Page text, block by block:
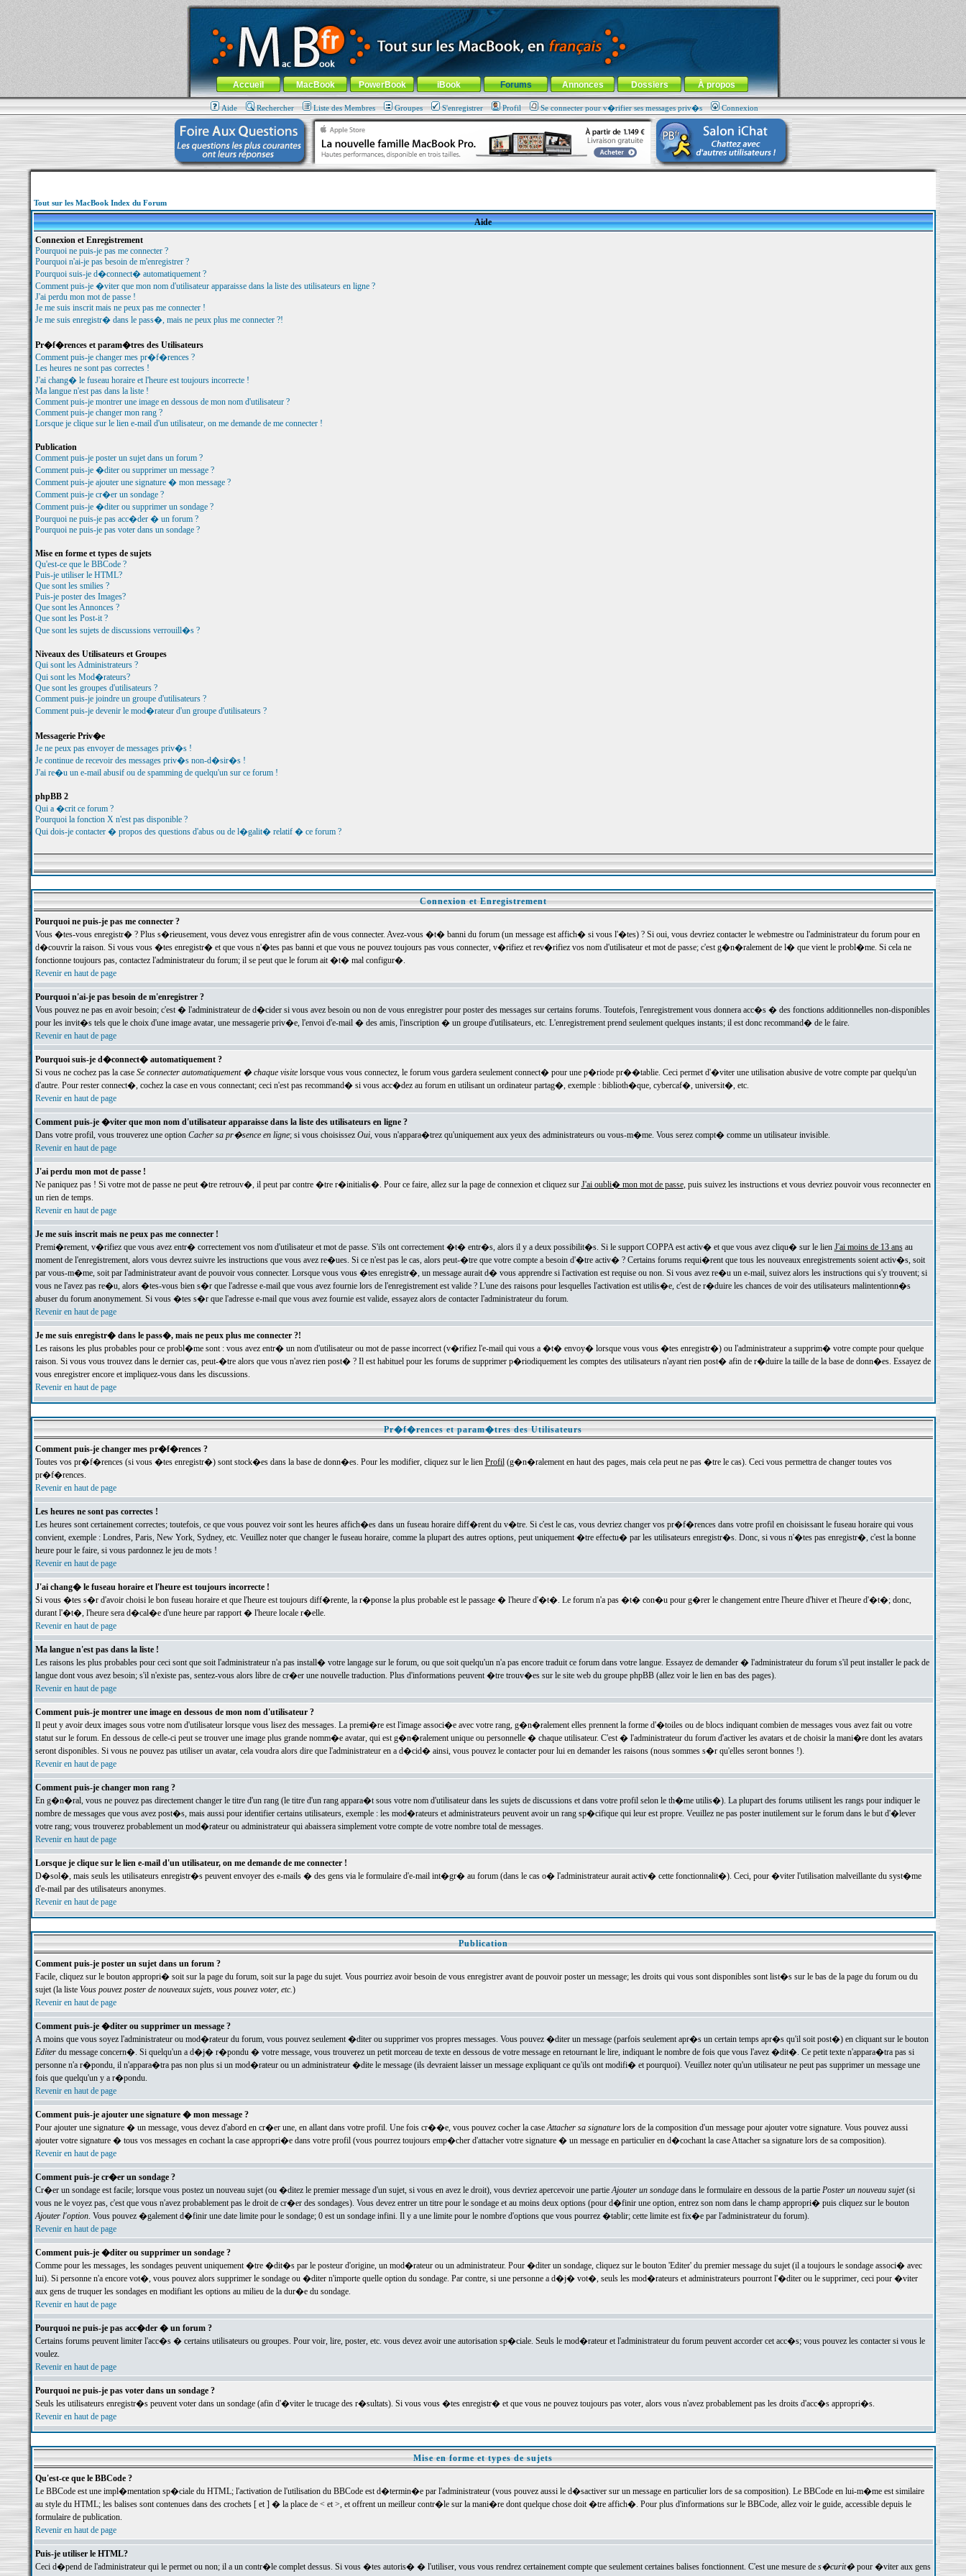
MacBook-fr.com : 100% Apple... 100% nomade !
Aller au contenu-Aller au menu général-Aller au menu de la rubrique
Menu général
Accueil MacBook PowerBook iBook Forums Annonces Dossiers À propos
Aide Rechercher Liste des Membres Groupes S'enregistrer Profil Se connecter pour v�rifier ses messages priv�s Connexion
Tout sur les MacBook Index du Forum
Aide
Connexion et Enregistrement
Pourquoi ne puis-je pas me connecter ?
Pourquoi n'ai-je pas besoin de m'enregistrer ?
Pourquoi suis-je d�connect� automatiquement ?
Comment puis-je �viter que mon nom d'utilisateur apparaisse dans la liste des utilisateurs en ligne ?
J'ai perdu mon mot de passe !
Je me suis inscrit mais ne peux pas me connecter !
Je me suis enregistr� dans le pass�, mais ne peux plus me connecter ?!
Pr�f�rences et param�tres des Utilisateurs
Comment puis-je changer mes pr�f�rences ?
Les heures ne sont pas correctes !
J'ai chang� le fuseau horaire et l'heure est toujours incorrecte !
Ma langue n'est pas dans la liste !
Comment puis-je montrer une image en dessous de mon nom d'utilisateur ?
Comment puis-je changer mon rang ?
Lorsque je clique sur le lien e-mail d'un utilisateur, on me demande de me connecter !
Publication
Comment puis-je poster un sujet dans un forum ?
Comment puis-je �diter ou supprimer un message ?
Comment puis-je ajouter une signature � mon message ?
Comment puis-je cr�er un sondage ?
Comment puis-je �diter ou supprimer un sondage ?
Pourquoi ne puis-je pas acc�der � un forum ?
Pourquoi ne puis-je pas voter dans un sondage ?
Mise en forme et types de sujets
Qu'est-ce que le BBCode ?
Puis-je utiliser le HTML?
Que sont les smilies ?
Puis-je poster des Images?
Que sont les Annonces ?
Que sont les Post-it ?
Que sont les sujets de discussions verrouill�s ?
Niveaux des Utilisateurs et Groupes
Qui sont les Administrateurs ?
Qui sont les Mod�rateurs?
Que sont les groupes d'utilisateurs ?
Comment puis-je joindre un groupe d'utilisateurs ?
Comment puis-je devenir le mod�rateur d'un groupe d'utilisateurs ?
Messagerie Priv�e
Je ne peux pas envoyer de messages priv�s !
Je continue de recevoir des messages priv�s non-d�sir�s !
J'ai re�u un e-mail abusif ou de spamming de quelqu'un sur ce forum !
phpBB 2
Qui a �crit ce forum ?
Pourquoi la fonction X n'est pas disponible ?
Qui dois-je contacter � propos des questions d'abus ou de l�galit� relatif � ce forum ?
Connexion et Enregistrement
Pourquoi ne puis-je pas me connecter ?
Vous �tes-vous enregistr� ? Plus s�rieusement, vous devez vous enregistrer afin de vous connecter. Avez-vous �t� banni du forum (un message est affich� si vous l'�tes) ? Si oui, vous devriez contacter le webmestre ou l'administrateur du forum pour en
d�couvrir la raison. Si vous vous �tes enregistr� et que vous n'�tes pas banni et que vous ne pouvez toujours pas vous connecter, v�rifiez et rev�rifiez vos nom d'utilisateur et mot de passe; c'est g�n�ralement de l� que vient le probl�me. Si cela ne
fonctionne toujours pas, contactez l'administrateur du forum; il se peut que le forum ait �t� mal configur�.
Revenir en haut de page
Pourquoi n'ai-je pas besoin de m'enregistrer ?
Vous pouvez ne pas en avoir besoin; c'est � l'administrateur de d�cider si vous avez besoin ou non de vous enregistrer pour poster des messages sur certains forums. Toutefois, l'enregistrement vous donnera acc�s � des fonctions additionnelles non-disponibles
pour les invit�s tels que le choix d'une image avatar, une messagerie priv�e, l'envoi d'e-mail � des amis, l'inscription � un groupe d'utilisateurs, etc. L'enregistrement prend seulement quelques instants; il est donc recommand� de le faire.
Revenir en haut de page
Pourquoi suis-je d�connect� automatiquement ?
Si vous ne cochez pas la case Se connecter automatiquement � chaque visitelorsque vous vous connectez, le forum vous gardera seulement connect� pour une p�riode pr��tablie. Ceci permet d'�viter une utilisation abusive de votre compte par quelqu'un
d'autre. Pour rester connect�, cochez la case en vous connectant; ceci n'est pas recommand� si vous acc�dez au forum en utilisant un ordinateur partag�, exemple : biblioth�que, cybercaf�, universit�, etc.
Revenir en haut de page
Comment puis-je �viter que mon nom d'utilisateur apparaisse dans la liste des utilisateurs en ligne ?
Dans votre profil, vous trouverez une option Cacher sa pr�sence en ligne; si vous choisissez Oui, vous n'appara�trez qu'uniquement aux yeux des administrateurs ou vous-m�me. Vous serez compt� comme un utilisateur invisible.
Revenir en haut de page
J'ai perdu mon mot de passe !
Ne paniquez pas ! Si votre mot de passe ne peut �tre retrouv�, il peut par contre �tre r�initialis�. Pour ce faire, allez sur la page de connexion et cliquez sur J'ai oubli� mon mot de passe, puis suivez les instructions et vous devriez pouvoir vous reconnecter en
un rien de temps.
Revenir en haut de page
Je me suis inscrit mais ne peux pas me connecter !
Premi�rement, v�rifiez que vous avez entr� correctement vos nom d'utilisateur et mot de passe. S'ils ont correctement �t� entr�s, alors il y a deux possibilit�s. Si le support COPPA est activ� et que vous avez cliqu� sur le lien J'ai moins de 13 ansau
moment de l'enregistrement, alors vous devrez suivre les instructions que vous avez re�ues. Si ce n'est pas le cas, alors peut-�tre que votre compte a besoin d'�tre activ� ? Certains forums requi�rent que tous les nouveaux enregistrements soient activ�s, soit
par vous-m�me, soit par l'administrateur avant de pouvoir vous connecter. Lorsque vous vous �tes enregistr�, un message aurait d� vous apprendre si l'activation est requise ou non. Si vous avez re�u un e-mail, suivez alors les instructions qui s'y trouvent; si
vous ne l'avez pas re�u, alors �tes-vous bien s�r que l'adresse e-mail que vous avez fournie lors de l'enregistrement est valide ? L'une des raisons pour lesquelles l'activation est utilis�e, c'est de r�duire les chances de voir des utilisateurs malintentionn�s
abuser du forum anonymement. Si vous �tes s�r que l'adresse e-mail que vous avez fournie est valide, essayez alors de contacter l'administrateur du forum.
Revenir en haut de page
Je me suis enregistr� dans le pass�, mais ne peux plus me connecter ?!
Les raisons les plus probables pour ce probl�me sont : vous avez entr� un nom d'utilisateur ou mot de passe incorrect (v�rifiez l'e-mail qui vous a �t� envoy� lorsque vous vous �tes enregistr�) ou l'administrateur a supprim� votre compte pour quelque
raison. Si vous vous trouvez dans le dernier cas, peut-�tre alors que vous n'avez rien post� ? Il est habituel pour les forums de supprimer p�riodiquement les comptes des utilisateurs n'ayant rien post� afin de r�duire la taille de la base de donn�es. Essayez de
vous enregistrer encore et impliquez-vous dans les discussions.
Revenir en haut de page
Pr�f�rences et param�tres des Utilisateurs
Comment puis-je changer mes pr�f�rences ?
Toutes vos pr�f�rences (si vous �tes enregistr�) sont stock�es dans la base de donn�es. Pour les modifier, cliquez sur le lien Profil(g�n�ralement en haut des pages, mais cela peut ne pas �tre le cas). Ceci vous permettra de changer toutes vos
pr�f�rences.
Revenir en haut de page
Les heures ne sont pas correctes !
Les heures sont certainement correctes; toutefois, ce que vous pouvez voir sont les heures affich�es dans un fuseau horaire diff�rent du v�tre. Si c'est le cas, vous devriez changer vos pr�f�rences dans votre profil en choisissant le fuseau horaire qui vous
convient, exemple : Londres, Paris, New York, Sydney, etc. Veuillez noter que changer le fuseau horaire, comme la plupart des autres options, peut uniquement �tre effectu� par les utilisateurs enregistr�s. Donc, si vous n'�tes pas enregistr�, c'est la bonne
heure pour le faire, si vous pardonnez le jeu de mots !
Revenir en haut de page
J'ai chang� le fuseau horaire et l'heure est toujours incorrecte !
Si vous �tes s�r d'avoir choisi le bon fuseau horaire et que l'heure est toujours diff�rente, la r�ponse la plus probable est le passage � l'heure d'�t�. Le forum n'a pas �t� con�u pour g�rer le changement entre l'heure d'hiver et l'heure d'�t�; donc,
durant l'�t�, l'heure sera d�cal�e d'une heure par rapport � l'heure locale r�elle.
Revenir en haut de page
Ma langue n'est pas dans la liste !
Les raisons les plus probables pour ceci sont que soit l'administrateur n'a pas install� votre langage sur le forum, ou que soit quelqu'un n'a pas encore traduit ce forum dans votre langue. Essayez de demander � l'administrateur du forum s'il peut installer le pack de
langue dont vous avez besoin; s'il n'existe pas, sentez-vous alors libre de cr�er une nouvelle traduction. Plus d'informations peuvent �tre trouv�es sur le site web du groupe phpBB (allez voir le lien en bas des pages).
Revenir en haut de page
Comment puis-je montrer une image en dessous de mon nom d'utilisateur ?
Il peut y avoir deux images sous votre nom d'utilisateur lorsque vous lisez des messages. La premi�re est l'image associ�e avec votre rang, g�n�ralement elles prennent la forme d'�toiles ou de blocs indiquant combien de messages vous avez fait ou votre
statut sur le forum. En dessous de celle-ci peut se trouver une image plus grande nomm�e avatar, qui est g�n�ralement unique ou personnelle � chaque utilisateur. C'est � l'administrateur du forum d'activer les avatars et de choisir la mani�re dont les avatars
seront disponibles. Si vous ne pouvez pas utiliser un avatar, cela voudra alors dire que l'administrateur en a d�cid� ainsi, vous pouvez le contacter pour lui en demander les raisons (nous sommes s�r qu'elles seront bonnes !).
Revenir en haut de page
Comment puis-je changer mon rang ?
En g�n�ral, vous ne pouvez pas directement changer le titre d'un rang (le titre d'un rang appara�t sous votre nom d'utilisateur dans les sujets de discussions et dans votre profil selon le th�me utilis�). La plupart des forums utilisent les rangs pour indiquer le
nombre de messages que vous avez post�s, mais aussi pour identifier certains utilisateurs, exemple : les mod�rateurs et administrateurs peuvent avoir un rang sp�cifique qui leur est propre. Veuillez ne pas poster inutilement sur le forum dans le but d'�lever
votre rang; vous trouverez probablement un mod�rateur ou administrateur qui abaissera simplement votre compte de votre nombre total de messages.
Revenir en haut de page
Lorsque je clique sur le lien e-mail d'un utilisateur, on me demande de me connecter !
D�sol�, mais seuls les utilisateurs enregistr�s peuvent envoyer des e-mails � des gens via le formulaire d'e-mail int�gr� au forum (dans le cas o� l'administrateur aurait activ� cette fonctionnalit�). Ceci, pour �viter l'utilisation malveillante du syst�me
d'e-mail par des utilisateurs anonymes.
Revenir en haut de page
Publication
Comment puis-je poster un sujet dans un forum ?
Facile, cliquez sur le bouton appropri� soit sur la page du forum, soit sur la page du sujet. Vous pourriez avoir besoin de vous enregistrer avant de pouvoir poster un message; les droits qui vous sont disponibles sont list�s sur le bas de la page du forum ou du
sujet (la liste Vous pouvez poster de nouveaux sujets, vous pouvez voter, etc.)
Revenir en haut de page
Comment puis-je �diter ou supprimer un message ?
A moins que vous soyez l'administrateur ou mod�rateur du forum, vous pouvez seulement �diter ou supprimer vos propres messages. Vous pouvez �diter un message (parfois seulement apr�s un certain temps apr�s qu'il soit post�) en cliquant sur le bouton
Editerdu message concern�. Si quelqu'un a d�j� r�pondu � votre message, vous trouverez un petit morceau de texte en dessous de votre message en retournant le lire, indiquant le nombre de fois que vous l'avez �dit�. Ce petit texte n'appara�tra pas si
personne n'a r�pondu, il n'appara�tra pas non plus si un mod�rateur ou un administrateur �dite le message (ils devraient laisser un message expliquant ce qu'ils ont modifi� et pourquoi). Veuillez noter qu'un utilisateur ne peut pas supprimer un message une
fois que quelqu'un y a r�pondu.
Revenir en haut de page
Comment puis-je ajouter une signature � mon message ?
Pour ajouter une signature � un message, vous devez d'abord en cr�er une, en allant dans votre profil. Une fois cr��e, vous pouvez cocher la caseAttacher sa signaturelors de la composition d'un message pour ajouter votre signature. Vous pouvez aussi
ajouter votre signature � tous vos messages en cochant la case appropri�e dans votre profil (vous pourrez toujours emp�cher d'attacher votre signature � un message en particulier en d�cochant la case Attacher sa signature lors de sa composition).
Revenir en haut de page
Comment puis-je cr�er un sondage ?
Cr�er un sondage est facile; lorsque vous postez un nouveau sujet (ou �ditez le premier message d'un sujet, si vous en avez le droit), vous devriez apercevoir une partieAjouter un sondagedans le formulaire en dessous de la partie Poster un nouveau sujet(si
vous ne le voyez pas, c'est que vous n'avez probablement pas le droit de cr�er des sondages). Vous devez entrer un titre pour le sondage et au moins deux options (pour d�finir une option, entrez son nom dans le champ appropri� puis cliquez sur le bouton
Ajouter l'option. Vous pouvez �galement d�finir une date limite pour le sondage; 0 est un sondage infini. Il y a une limite pour le nombre d'options que vous pourrez �tablir; cette limite est fix�e par l'administrateur du forum).
Revenir en haut de page
Comment puis-je �diter ou supprimer un sondage ?
Comme pour les messages, les sondages peuvent uniquement �tre �dit�s par le posteur d'origine, un mod�rateur ou un administrateur. Pour �diter un sondage, cliquez sur le bouton 'Editer' du premier message du sujet (il a toujours le sondage associ� avec
lui). Si personne n'a encore vot�, vous pouvez alors supprimer le sondage ou �diter n'importe quelle option du sondage. Par contre, si une personne a d�j� vot�, seuls les mod�rateurs et administrateurs pourront l'�diter ou le supprimer, ceci pour �viter
aux gens de truquer les sondages en modifiant les options au milieu de la dur�e du sondage.
Revenir en haut de page
Pourquoi ne puis-je pas acc�der � un forum ?
Certains forums peuvent limiter l'acc�s � certains utilisateurs ou groupes. Pour voir, lire, poster, etc. vous devez avoir une autorisation sp�ciale. Seuls le mod�rateur et l'administrateur du forum peuvent accorder cet acc�s; vous pouvez les contacter si vous le
voulez.
Revenir en haut de page
Pourquoi ne puis-je pas voter dans un sondage ?
Seuls les utilisateurs enregistr�s peuvent voter dans un sondage (afin d'�viter le trucage des r�sultats). Si vous vous �tes enregistr� et que vous ne pouvez toujours pas voter, alors vous n'avez probablement pas les droits d'acc�s appropri�s.
Revenir en haut de page
Mise en forme et types de sujets
Qu'est-ce que le BBCode ?
Le BBCode est une impl�mentation sp�ciale du HTML; l'activation de l'utilisation du BBCode est d�termin�e par l'administrateur (vous pouvez aussi le d�sactiver sur un message en particulier lors de sa composition). Le BBCode en lui-m�me est similaire
au style du HTML; les balises sont contenues dans des crochets [ et ] � la place de < et >, et offrent un meilleur contr�le sur la mani�re dont quelque chose doit �tre affich�. Pour plus d'informations sur le BBCode, allez voir le guide, accessible depuis le
formulaire de publication.
Revenir en haut de page
Puis-je utiliser le HTML?
Ceci d�pend de l'administrateur qui le permet ou non; il a un contr�le complet dessus. Si vous �tes autoris� � l'utiliser, vous vous rendrez certainement compte que seulement certaines balises fonctionnent. C'est une mesure de s�curit�pour �viter aux gens